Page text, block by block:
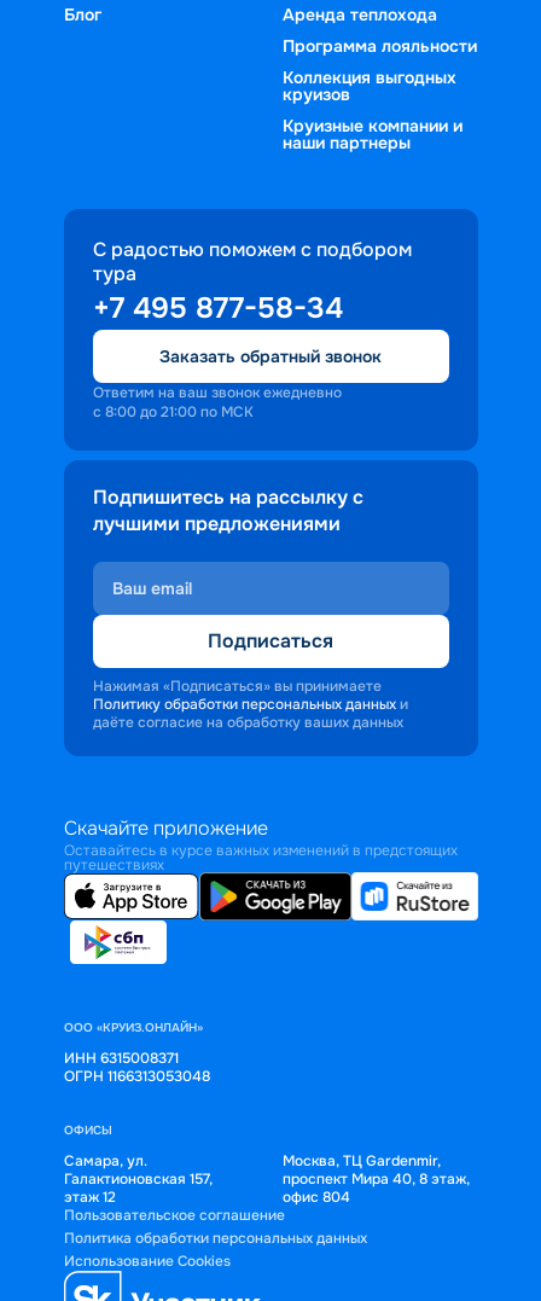
Блог
Аренда теплохода
Программа лояльности
Коллекция выгодных
круизов
Круизные компании и
наши партнеры
С радостью поможем с подбором
тура
+7 495 877-58-34
Заказать обратный звонок
Ответим на ваш звонок ежедневно
с 8:00 до 21:00 по МСК
Подпишитесь на рассылку с
лучшими предложениями
Подписаться
Нажимая «Подписаться» вы принимаете
Политику обработки персональных данных и
даёте согласие на обработку ваших данных
Скачайте приложение
Оставайтесь в курсе важных изменений в предстоящих
путешествиях
ООО «КРУИЗ.ОНЛАЙН»
ИНН 6315008371
ОГРН 1166313053048
ОФИСЫ
Самара, ул.
Галактионовская 157,
этаж 12
Москва, ТЦ Gardenmir,
проспект Мира 40, 8 этаж,
офис 804
Пользовательское соглашение
Политика обработки персональных данных
Использование Cookies